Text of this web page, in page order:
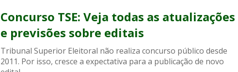
Concurso TSE: Veja todas as atualizações
e previsões sobre editais
Tribunal Superior Eleitoral não realiza concurso público desde
2011. Por isso, cresce a expectativa para a publicação de novo